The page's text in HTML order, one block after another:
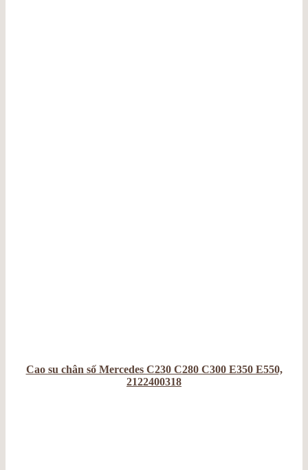
Cao su chân số Mercedes C230 C280 C300 E350 E550,
2122400318